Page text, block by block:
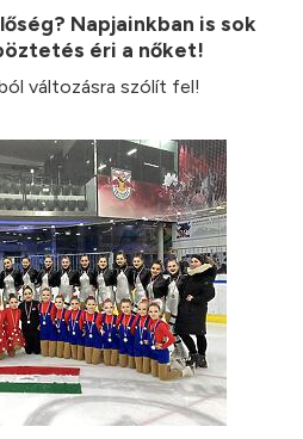
Napjainkban is sok
éri a nőket!
változásra szólít fel!